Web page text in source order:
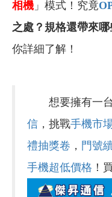
相機 」模式！究竟
之處？規格還帶來哪
你詳細了解！
想要擁有一台
信 ，挑戰手機市
禮抽獎卷 ， 門號
手機超低價格 ！